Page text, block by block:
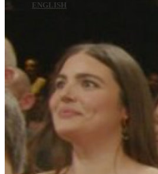
ENGLISH